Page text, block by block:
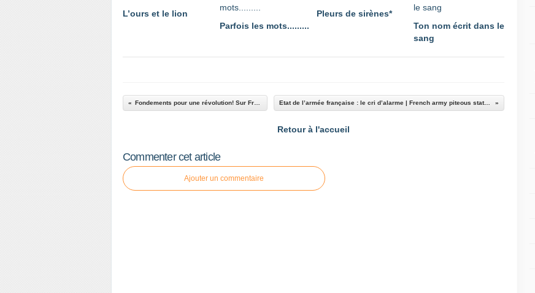
L’ours et le lion
Parfois les mots.........
Pleurs de sirènes*
Ton nom écrit dans le
sang
Fondements pour une révolution! Sur France-Culture. Un article de Guy Martin. Etat de l’armée française : le cri d’alarme | French army piteous state : the alarm bell Par Raphaël Berland / le 30 décembre 2014.
Retour à l'accueil
Commenter cet article
Ajouter un commentaire